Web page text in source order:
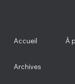
Accueil À
Archives